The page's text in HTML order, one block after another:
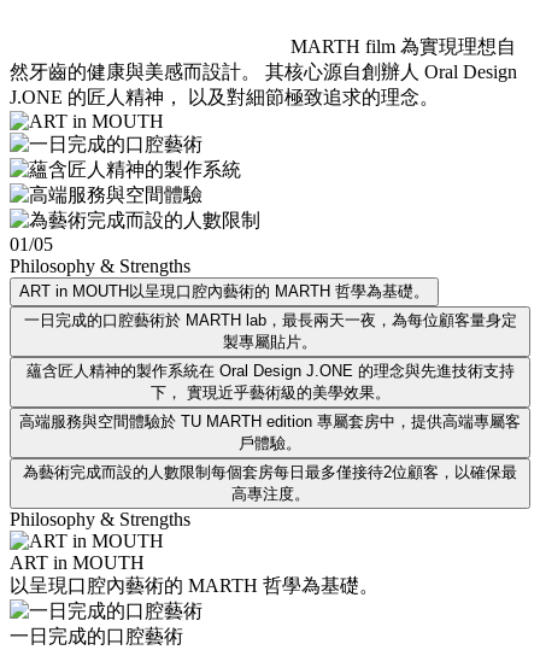
MARTH film 為實現理想自
然牙齒的健康與美感而設計。 其核心源自創辦人 Oral Design
J.ONE 的匠人精神， 以及對細節極致追求的理念。
01/05
Philosophy & Strengths
ART in MOUTH 以呈現口腔內藝術的 MARTH 哲學為基礎。
一日完成的口腔藝術於 MARTH lab，最長兩天一夜，為每位顧客量身定
製專屬貼片。
蘊含匠人精神的製作系統在 Oral Design J.ONE 的理念與先進技術支持
下， 實現近乎藝術級的美學效果。
高端服務與空間體驗於 TU MARTH edition 專屬套房中，提供高端專屬客
戶體驗。
為藝術完成而設的人數限制 每個套房每日最多僅接待2位顧客，以確保最
高專注度。
Philosophy & Strengths
ART in MOUTH
以呈現口腔內藝術的 MARTH 哲學為基礎。
一日完成的口腔藝術